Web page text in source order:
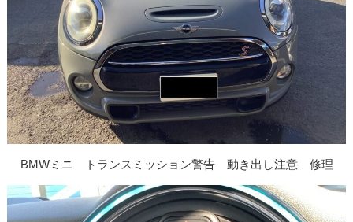
BMWミニ トランスミッション警告 動き出し注意 修理